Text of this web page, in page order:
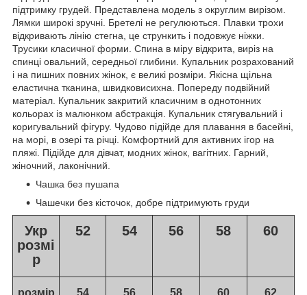
підтримку грудей. Представлена модель з округлим вирізом.
Лямки широкі зручні. Бретелі не регулюються. Плавки трохи
відкривають лінію стегна, це стрункить і подовжує ніжки.
Трусики класичної форми. Спина в міру відкрита, виріз на
спинці овальний, середньої глибини. Купальник розрахований
і на пишних повних жінок, є великі розміри. Якісна щільна
еластична тканина, швидковисихна. Попереду подвійний
матеріал. Купальник закритий класичним в однотонних
кольорах із малюнком абстракція. Купальник стягувальний і
коригувальний фігуру. Чудово підійде для плавання в басейні,
на морі, в озері та річці. Комфортний для активних ігор на
пляжі. Підійде для дівчат, модних жінок, вагітних. Гарний,
жіночний, лаконічний.
Чашка без пушапа
Чашечки без кісточок, добре підтримують груди
Укр
розмі
р
52 54 56 58 60
розмір
54 56 58 60 62